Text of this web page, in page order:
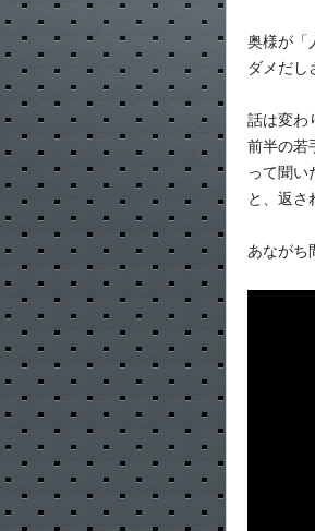
奥様が「
ダメだし
話は変わ
前半の若
って聞い
と、返さ
あながち